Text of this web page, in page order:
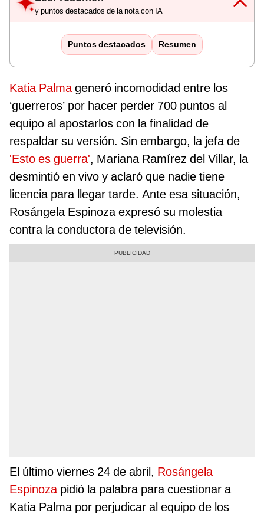
y puntos destacados de la nota con IA
Puntos destacados Resumen
Katia Palmageneró incomodidad entre los
‘guerreros’ por hacer perder 700 puntos al
equipo al apostarlos con la finalidad de
respaldar su versión. Sin embargo, la jefa de
'Esto es guerra', Mariana Ramírez del Villar, la
desmintió en vivo y aclaró que nadie tiene
licencia para llegar tarde. Ante esa situación,
Rosángela Espinoza expresó su molestia
contra la conductora de televisión.
El último viernes 24 de abril, Rosángela
Espinozapidió la palabra para cuestionar a
Katia Palma por perjudicar al equipo de los